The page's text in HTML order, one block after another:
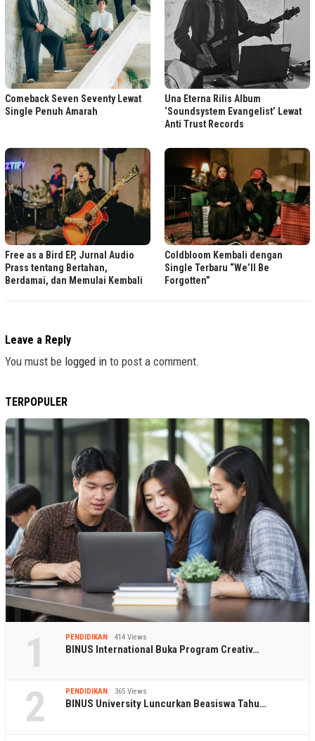
Comeback Seven Seventy Lewat
Single Penuh Amarah
Una Eterna Rilis Album
‘Soundsystem Evangelist’ Lewat
Anti Trust Records
Free as a Bird EP, Jurnal Audio
Prass tentang Bertahan,
Berdamai, dan Memulai Kembali
Coldbloom Kembali dengan
Single Terbaru “We’ll Be
Forgotten”
Leave a Reply
You must be logged in to post a comment.
TERPOPULER
1 PENDIDIKAN 414 Views
BINUS International Buka Program Creativ…
2 PENDIDIKAN 365 Views
BINUS University Luncurkan Beasiswa Tahu…